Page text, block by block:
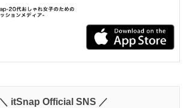
＼ itSnap Official SNS ／